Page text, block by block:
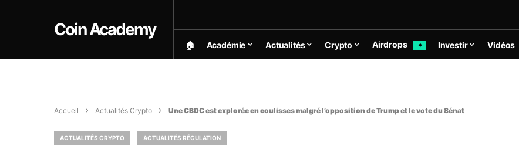
Coin Academy
🏠︎ Académie Actualités Crypto Airdrops ✦ Investir Vidéos
Accueil Actualités Crypto Une CBDC est explorée en coulisses malgré l’opposition de Trump et le vote du Sénat
ACTUALITÉS CRYPTO ACTUALITÉS RÉGULATION